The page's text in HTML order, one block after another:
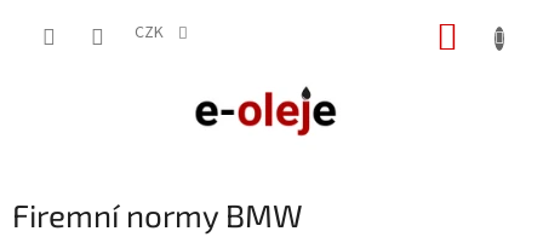
CZK
Firemní normy BMW